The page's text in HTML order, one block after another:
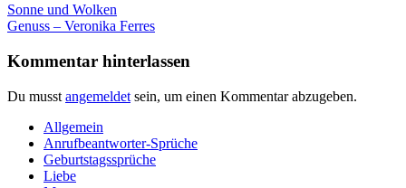
Beitragsnavigation
Vorheriger
Beitrag:
Sonne und Wolken
Nächster
Genuss – Veronika Ferres
Kommentar hinterlassen
Du musst angemeldet sein, um einen Kommentar abzugeben.
Allgemein
Anrufbeantworter-Sprüche
Geburtstagssprüche
Liebe